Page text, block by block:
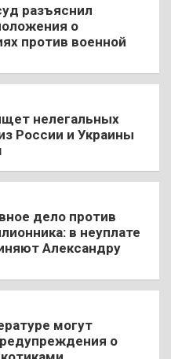
разъяснил
о
против военной
нелегальных
России и Украины
дело против
в неуплате
Александру
могут
о